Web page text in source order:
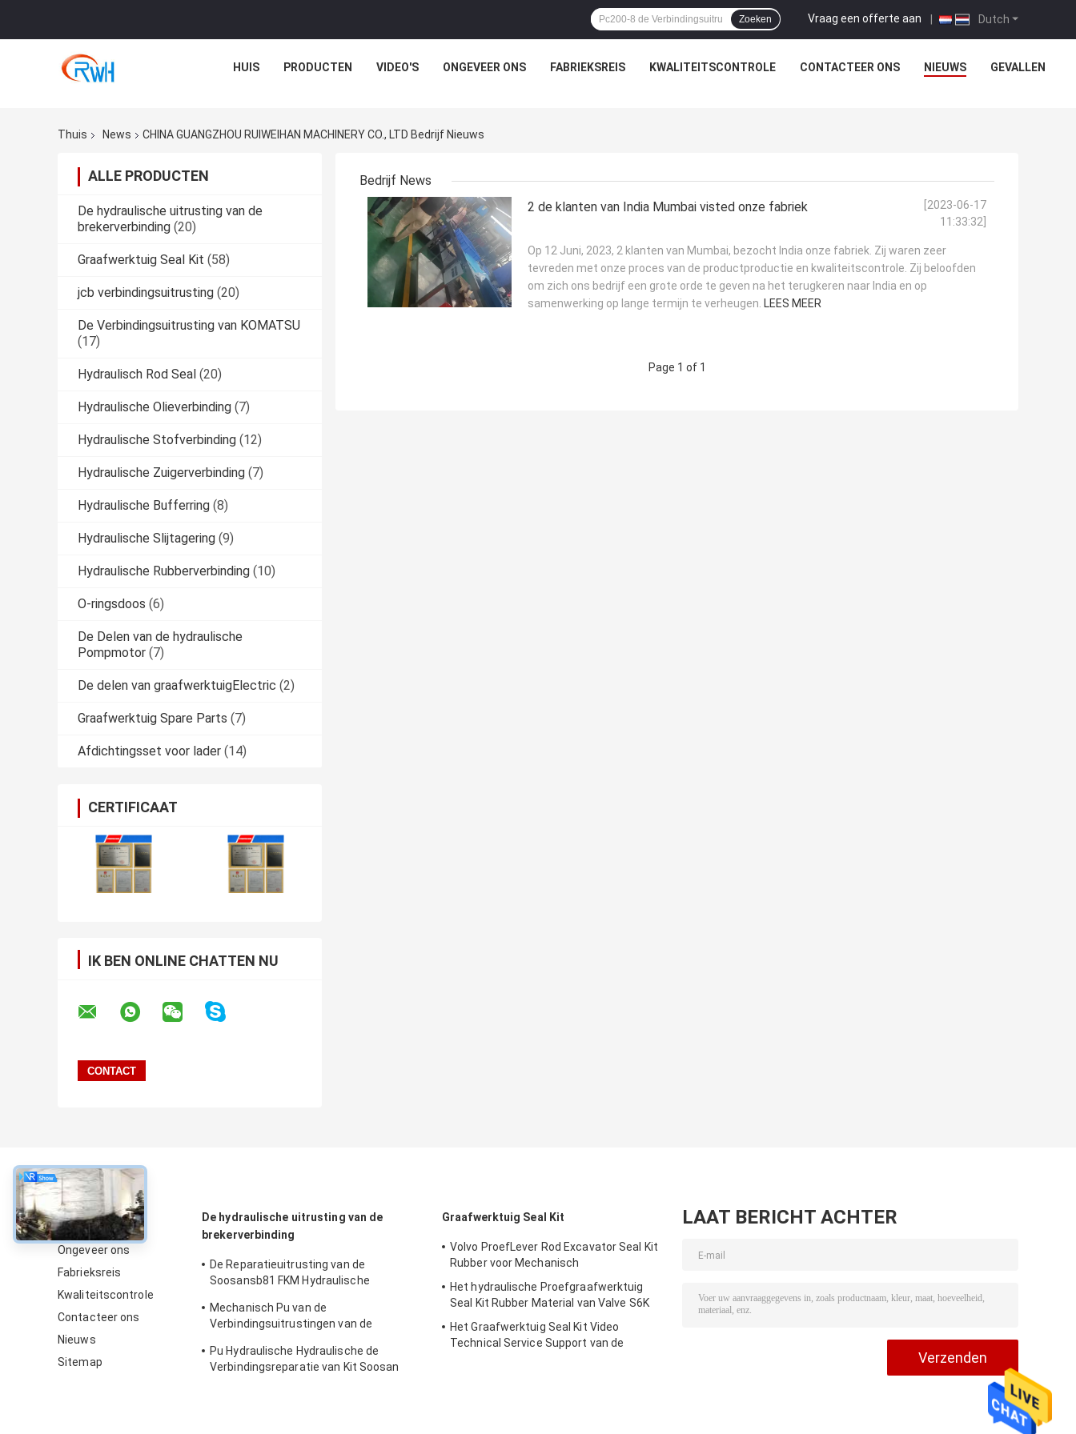
Dutch
Vraag een offerte aan |
Zoeken
HUIS PRODUCTEN VIDEO'S ONGEVEER ONS FABRIEKSREIS KWALITEITSCONTROLE CONTACTEER ONS NIEUWS GEVALLEN
Thuis News CHINA GUANGZHOU RUIWEIHAN MACHINERY CO., LTD Bedrijf Nieuws
ALLE PRODUCTEN
De hydraulische uitrusting van de
brekerverbinding (20)
Graafwerktuig Seal Kit (58)
jcb verbindingsuitrusting (20)
De Verbindingsuitrusting van KOMATSU
(17)
Hydraulisch Rod Seal (20)
Hydraulische Olieverbinding (7)
Hydraulische Stofverbinding (12)
Hydraulische Zuigerverbinding (7)
Hydraulische Bufferring (8)
Hydraulische Slijtagering (9)
Hydraulische Rubberverbinding (10)
O-ringsdoos (6)
De Delen van de hydraulische
Pompmotor (7)
De delen van graafwerktuigElectric (2)
Graafwerktuig Spare Parts (7)
Afdichtingsset voor lader (14)
CERTIFICAAT
IK BEN ONLINE CHATTEN NU
Bedrijf News
2 de klanten van India Mumbai visted onze fabriek
[2023-06-17
11:33:32]
Op 12 Juni, 2023, 2 klanten van Mumbai, bezocht India onze fabriek. Zij waren zeer
tevreden met onze proces van de productproductie en kwaliteitscontrole. Zij beloofden
om zich ons bedrijf een grote orde te geven na het terugkeren naar India en op
samenwerking op lange termijn te verheugen. LEES MEER
Page 1 of 1
Over
Ongeveer ons
Fabrieksreis
Kwaliteitscontrole
Contacteer ons
Nieuws
Sitemap
De hydraulische uitrusting van de
brekerverbinding
De Reparatieuitrusting van de
Soosansb81 FKM Hydraulische
Mechanisch Pu van de
Verbindingsuitrustingen van de
Pu Hydraulische Hydraulische de
Verbindingsreparatie van Kit Soosan
Graafwerktuig Seal Kit
Volvo ProefLever Rod Excavator Seal Kit
Rubber voor Mechanisch
Het hydraulische Proefgraafwerktuig
Seal Kit Rubber Material van Valve S6K
Het Graafwerktuig Seal Kit Video
Technical Service Support van de
LAAT BERICHT ACHTER